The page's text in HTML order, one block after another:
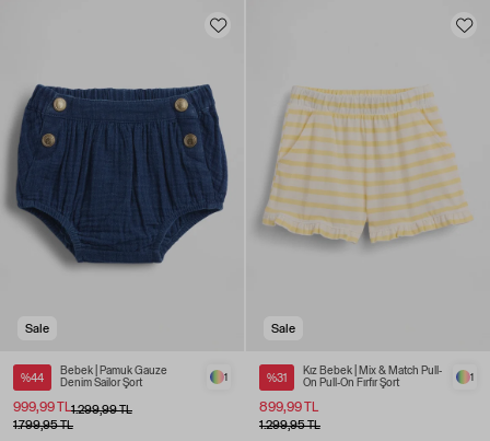
Sale
%44
Bebek | Pamuk Gauze
Denim Sailor Şort
1.299,99 TL
999,99 TL
1
1.799,95 TL
Sale
%31
Kız Bebek | Mix & Match Pull-
On Pull-On Fırfır Şort
899,99 TL
1
1.299,95 TL